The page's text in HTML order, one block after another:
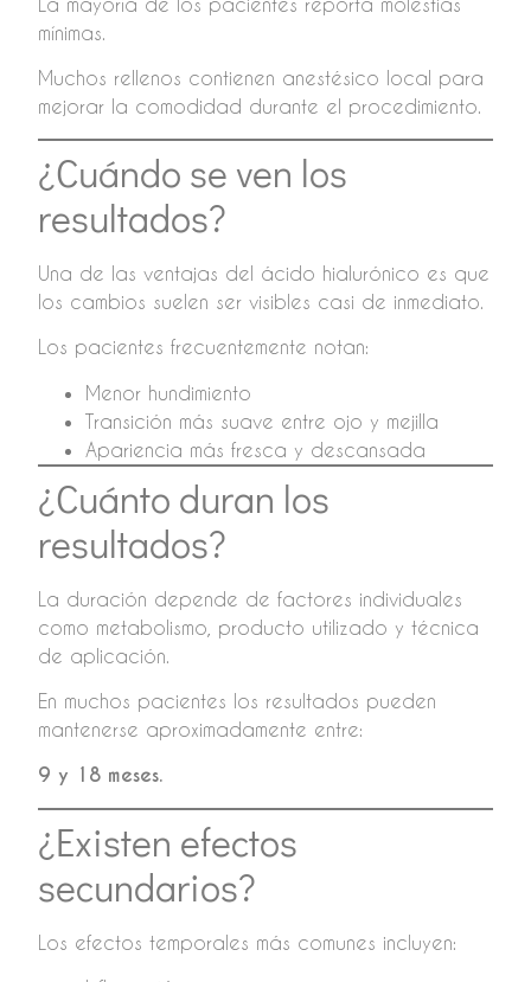
mínimas.
Muchos rellenos contienen anestésico local para
mejorar la comodidad durante el procedimiento.
¿Cuándo se ven los
resultados?
Una de las ventajas del ácido hialurónico es que
los cambios suelen ser visibles casi de inmediato.
Los pacientes frecuentemente notan:
Menor hundimiento
Transición más suave entre ojo y mejilla
Apariencia más fresca y descansada
¿Cuánto duran los
resultados?
La duración depende de factores individuales
como metabolismo, producto utilizado y técnica
de aplicación.
En muchos pacientes los resultados pueden
mantenerse aproximadamente entre:
9 y 18 meses.
¿Existen efectos
secundarios?
Los efectos temporales más comunes incluyen: